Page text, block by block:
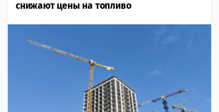
снижают цены на топливо